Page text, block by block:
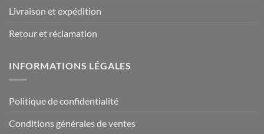
Livraison et expédition
Retour et réclamation
INFORMATIONS LÉGALES
Politique de confidentialité
Conditions générales de ventes